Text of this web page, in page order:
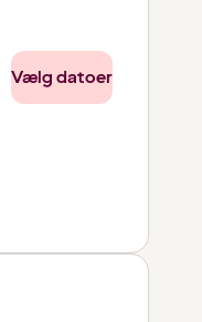
Vælg datoer